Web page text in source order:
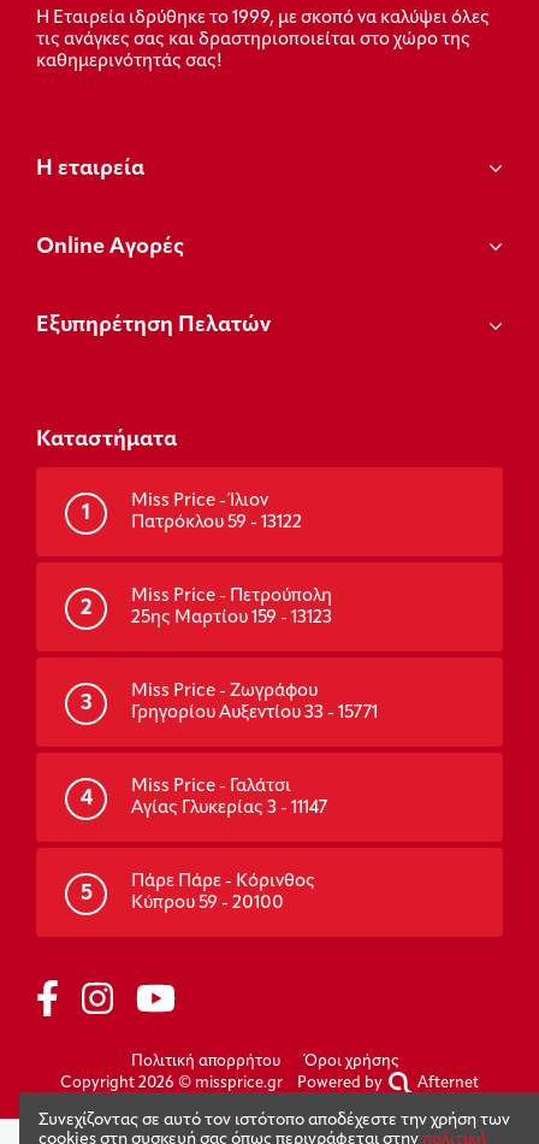
Η Εταιρεία ιδρύθηκε το 1999, με σκοπό να καλύψει όλες
τις ανάγκες σας και δραστηριοποιείται στο χώρο της
καθημερινότητάς σας!
Η εταιρεία
Οnline Αγορές
Εξυπηρέτηση Πελατών
Καταστήματα
1
Miss Price - Ίλιον
Πατρόκλου 59 - 13122
2
Miss Price - Πετρούπολη
25ης Μαρτίου 159 - 13123
3
Miss Price - Ζωγράφου
Γρηγορίου Αυξεντίου 33 - 15771
4
Miss Price - Γαλάτσι
Αγίας Γλυκερίας 3 - 11147
5
Πάρε Πάρε - Κόρινθος
Κύπρου 59 - 20100
Πολιτική απορρήτου
Όροι χρήσης
Copyright 2026 © missprice.gr
Powered by Afternet
Συνεχίζοντας σε αυτό τον ιστότοπο αποδέχεστε την χρήση των
cookies στη συσκευή σας όπως περιγράφεται στην πολιτική